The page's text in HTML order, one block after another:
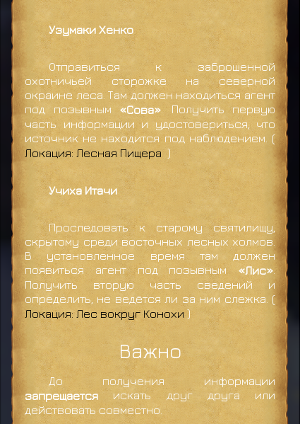
Узумаки Хенко
Отправиться к заброшенной
охотничьей сторожке на северной
окраине леса. Там должен находиться агент
под позывным«Сова» . Получить первую
часть информации и удостовериться, что
источник не находится под наблюдением. (
Локация: Лесная Пищера )
Учиха Итачи
Проследовать к старому святилищу,
скрытому среди восточных лесных холмов.
В установленное время там должен
появиться агент под позывным «Лис».
Получить вторую часть сведений и
определить, не ведётся ли за ним слежка. (
Локация: Лес вокруг Конохи )
Важно
До получения информации
запрещается искать друг друга или
действовать совместно.